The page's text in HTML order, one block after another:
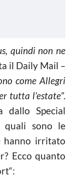
quindi non ne
il Daily Mail –
come Allegri
tutta l’estate”.
dallo Special
quali sono le
hanno irritato
Ecco quanto